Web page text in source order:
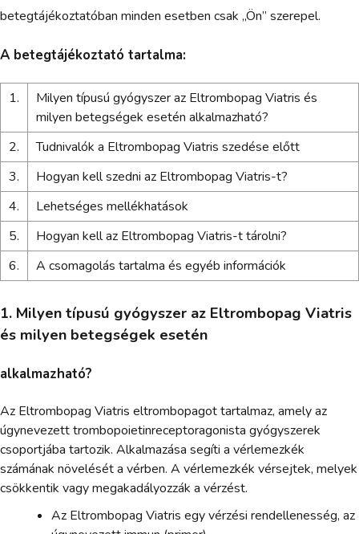
betegtájékoztatóban minden esetben csak „Ön” szerepel.
A betegtájékoztató tartalma:
1.
Milyen típusú gyógyszer az Eltrombopag Viatris és
milyen betegségek esetén alkalmazható?
2.
Tudnivalók a Eltrombopag Viatris szedése előtt
3.
Hogyan kell szedni az Eltrombopag Viatris-t?
4.
Lehetséges mellékhatások
5.
Hogyan kell az Eltrombopag Viatris-t tárolni?
6.
A csomagolás tartalma és egyéb információk
1. Milyen típusú gyógyszer az Eltrombopag Viatris
és milyen betegségek esetén
alkalmazható?
Az Eltrombopag Viatris eltrombopagot tartalmaz, amely az
úgynevezett trombopoietinreceptoragonista gyógyszerek
csoportjába tartozik. Alkalmazása segíti a vérlemezkék
számának növelését a vérben. A vérlemezkék vérsejtek, melyek
csökkentik vagy megakadályozzák a vérzést.
Az Eltrombopag Viatris egy vérzési rendellenesség, az